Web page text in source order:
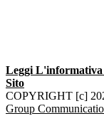
Leggi
Sito
COPYRIGHT [c]
Group